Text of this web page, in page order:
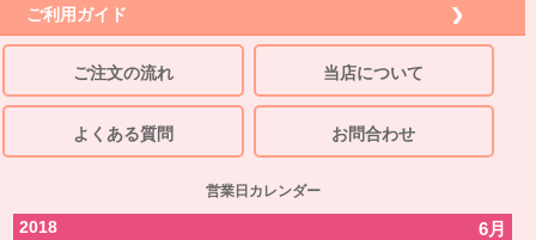
ご利用ガイド
ご注文の流れ 当店について
よくある質問 お問合わせ
営業日カレンダー
2018 6月